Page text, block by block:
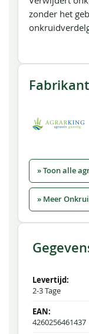
zonder het
» Toon alle
» Meer
2-3 Tage
4260256461437